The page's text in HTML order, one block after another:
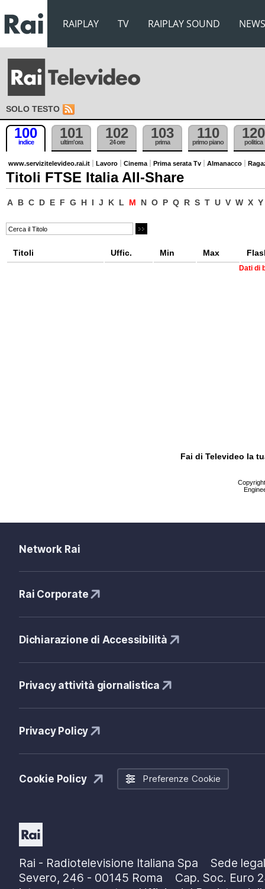
RAIPLAY TV RAIPLAY SOUND NEWS
SOLO TESTO
100
indice
101
ultim'ora
102
24 ore
103
prima
110
primo piano
120
politica
www.servizitelevideo.rai.it Lavoro Cinema Prima serata Tv Almanacco
Titoli FTSE Italia All-Share
A B C D E F G H I J K L M N O P Q R S T U V W X Y
Titoli Uffic. Min Max
Dati di
Fai di Televideo la